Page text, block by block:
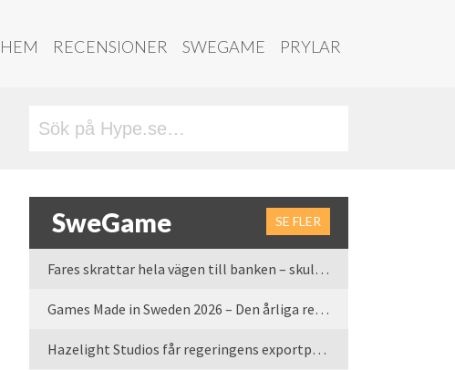
HEM RECENSIONER SWEGAME PRYLAR
SweGame SE FLER
Fares skrattar hela vägen till banken – skulle vi tro
Games Made in Sweden 2026 – Den årliga rean är tillbaka
Hazelight Studios får regeringens exportpris 2025